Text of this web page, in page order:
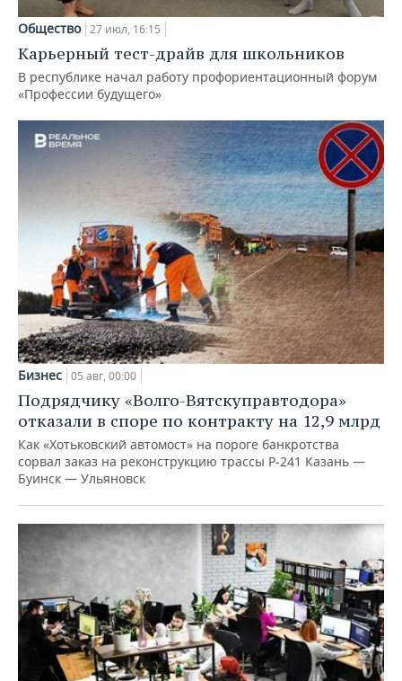
Общество 27 июл, 16:15
Карьерный тест-драйв для школьников
В республике начал работу профориентационный форум
«Профессии будущего»
Бизнес 05 авг, 00:00
Подрядчику «Волго-Вятскуправтодора»
отказали в споре по контракту на 12,9 млрд
Как «Хотьковский автомост» на пороге банкротства
сорвал заказ на реконструкцию трассы Р‑241 Казань —
Буинск — Ульяновск